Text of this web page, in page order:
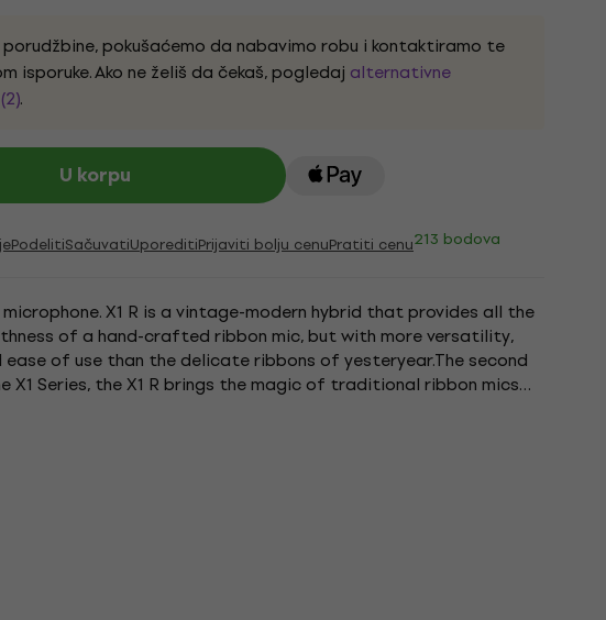
porudžbine, pokušaćemo da nabavimo robu i kontaktiramo te
isporuke. Ako ne želiš da čekaš, pogledaj alternativne
.
U korpu
PodelitiSačuvatiUporeditiPrijaviti bolju cenuPratiti cenu213 bodova
X1 R is a vintage-modern hybrid that provides all the
of a hand-crafted ribbon mic, but with more versatility,
of use than the delicate ribbons of yesteryear.The second
Series, the X1 R brings the magic of traditional ribbon mics
age with a...